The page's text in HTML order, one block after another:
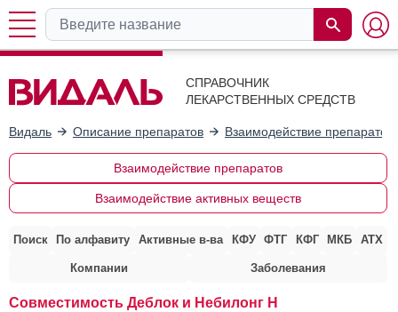
СПРАВОЧНИК
ЛЕКАРСТВЕННЫХ СРЕДСТВ
Видаль Описание препаратов Взаимодействие препаратов
Взаимодействие препаратов
Взаимодействие активных веществ
Поиск По алфавиту Активные в-ва КФУ ФТГ КФГ МКБ АТХ
Компании Заболевания
Совместимость Деблок и Небилонг H